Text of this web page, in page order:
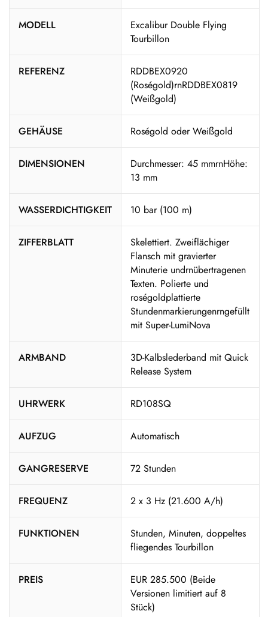
MODELL
Excalibur Double Flying
Tourbillon
REFERENZ
RDDBEX0920
(Roségold)rnRDDBEX0819
(Weißgold)
GEHÄUSE Roségold oder Weißgold
DIMENSIONEN
Durchmesser: 45 mmrnHöhe:
13 mm
WASSERDICHTIGKEIT 10 bar (100 m)
ZIFFERBLATT
Skelettiert. Zweiflächiger
Flansch mit gravierter
Minuterie undrnübertragenen
Texten. Polierte und
roségoldplattierte
Stundenmarkierungenrngefüllt
mit Super-LumiNova
ARMBAND
3D-Kalbslederband mit Quick
Release System
UHRWERK RD108SQ
AUFZUG Automatisch
GANGRESERVE 72 Stunden
FREQUENZ 2 x 3 Hz (21.600 A/h)
FUNKTIONEN
Stunden, Minuten, doppeltes
fliegendes Tourbillon
PREIS
EUR 285.500 (Beide
Versionen limitiert auf 8
Stück)